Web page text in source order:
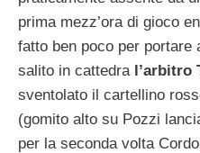
prima mezz’ora di gioco
fatto ben poco per portare
salito in cattedra l’arbitro
sventolato il cartellino
(gomito alto su Pozzi
per la seconda volta